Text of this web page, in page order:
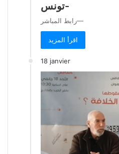
-تونس
رابط المباشر—
اقرأ المزيد
18 janvier